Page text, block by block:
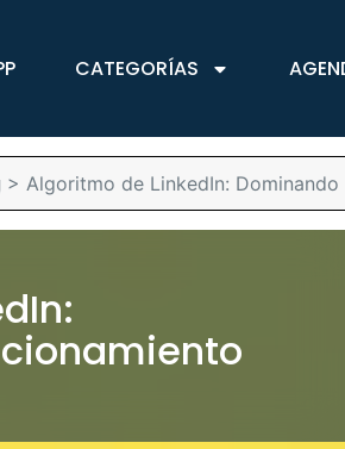
CATEGORÍAS
> Algoritmo de LinkedIn: